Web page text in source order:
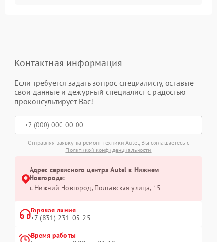
Контактная информация
Если требуется задать вопрос специалисту, оставьте
свои данные и дежурный специалист с радостью
проконсультирует Вас!
Отправляя заявку на ремонт техники Autel, Вы соглашаетесь с
Политикой конфиденциальности
Адрес сервисного центра Autel в Нижнем
Новгороде:
г. Нижний Новгород, Полтавская улица, 15
Горячая линия
+7 (831) 231-05-25
Время работы